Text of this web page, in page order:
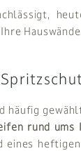
häufig
rund ums
eines